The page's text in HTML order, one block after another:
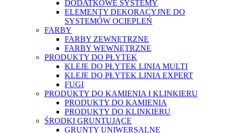
DODATKOWE SYSTEMY
ELEMENTY DEKORACYJNE DO
SYSTEMÓW OCIEPLEŃ
FARBY
FARBY ZEWNĘTRZNE
FARBY WEWNĘTRZNE
PRODUKTY DO PŁYTEK
KLEJE DO PŁYTEK LINIA MULTI
KLEJE DO PŁYTEK LINIA EXPERT
FUGI
PRODUKTY DO KAMIENIA I KLINKIERU
PRODUKTY DO KAMIENIA
PRODUKTY DO KLINKIERU
ŚRODKI GRUNTUJĄCE
GRUNTY UNIWERSALNE